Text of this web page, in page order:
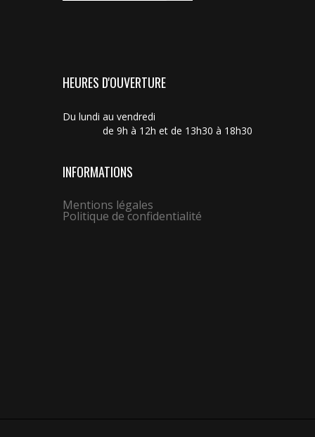
HEURES D'OUVERTURE
Du lundi au vendredi
de 9h à 12h et de 13h30 à 18h30
INFORMATIONS
Mentions légales
Politique de confidentialité